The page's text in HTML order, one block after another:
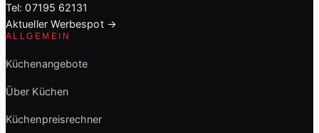
Tel: 07195 62131
Aktueller Werbespot →
ALLGEMEIN
Küchenangebote
Über Küchen
Küchenpreisrechner